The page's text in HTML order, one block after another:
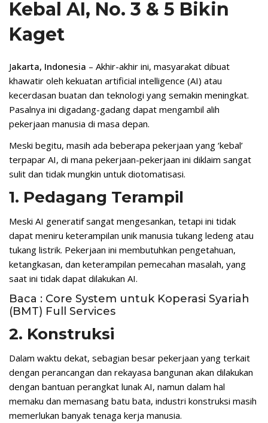
Kebal AI, No. 3 & 5 Bikin
Kaget
Jakarta, Indonesia – Akhir-akhir ini, masyarakat dibuat
khawatir oleh kekuatan artificial intelligence (AI) atau
kecerdasan buatan dan teknologi yang semakin meningkat.
Pasalnya ini digadang-gadang dapat mengambil alih
pekerjaan manusia di masa depan.
Meski begitu, masih ada beberapa pekerjaan yang ‘kebal’
terpapar AI, di mana pekerjaan-pekerjaan ini diklaim sangat
sulit dan tidak mungkin untuk diotomatisasi.
1. Pedagang Terampil
Meski AI generatif sangat mengesankan, tetapi ini tidak
dapat meniru keterampilan unik manusia tukang ledeng atau
tukang listrik. Pekerjaan ini membutuhkan pengetahuan,
ketangkasan, dan keterampilan pemecahan masalah, yang
saat ini tidak dapat dilakukan AI.
Baca : Core System untuk Koperasi Syariah
(BMT) Full Services
2. Konstruksi
Dalam waktu dekat, sebagian besar pekerjaan yang terkait
dengan perancangan dan rekayasa bangunan akan dilakukan
dengan bantuan perangkat lunak AI, namun dalam hal
memaku dan memasang batu bata, industri konstruksi masih
memerlukan banyak tenaga kerja manusia.